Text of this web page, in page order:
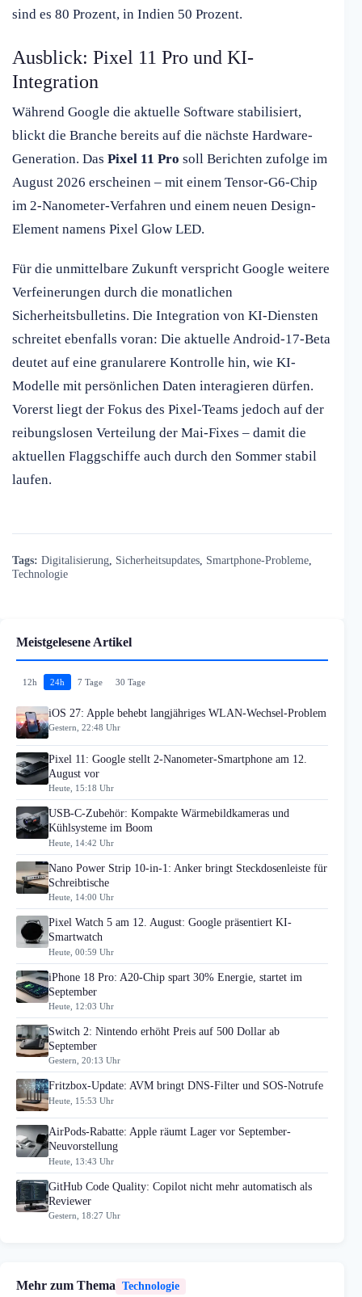
sind es 80 Prozent, in Indien 50 Prozent.
Ausblick: Pixel 11 Pro und KI-
Integration
Während Google die aktuelle Software stabilisiert,
blickt die Branche bereits auf die nächste Hardware-
Generation. Das Pixel 11 Pro soll Berichten zufolge im
August 2026 erscheinen – mit einem Tensor-G6-Chip
im 2-Nanometer-Verfahren und einem neuen Design-
Element namens Pixel Glow LED.
Für die unmittelbare Zukunft verspricht Google weitere
Verfeinerungen durch die monatlichen
Sicherheitsbulletins. Die Integration von KI-Diensten
schreitet ebenfalls voran: Die aktuelle Android-17-Beta
deutet auf eine granularere Kontrolle hin, wie KI-
Modelle mit persönlichen Daten interagieren dürfen.
Vorerst liegt der Fokus des Pixel-Teams jedoch auf der
reibungslosen Verteilung der Mai-Fixes – damit die
aktuellen Flaggschiffe auch durch den Sommer stabil
laufen.
Tags: Digitalisierung Sicherheitsupdates Smartphone-Probleme
Technologie
Meistgelesene Artikel
12h 24h 7 Tage 30 Tage
iOS 27: Apple behebt langjähriges WLAN-Wechsel-Problem
Gestern, 22:48 Uhr
Pixel 11: Google stellt 2-Nanometer-Smartphone am 12.
August vor
Heute, 15:18 Uhr
USB-C-Zubehör: Kompakte Wärmebildkameras und
Kühlsysteme im Boom
Heute, 14:42 Uhr
Nano Power Strip 10-in-1: Anker bringt Steckdosenleiste für
Schreibtische
Heute, 14:00 Uhr
Pixel Watch 5 am 12. August: Google präsentiert KI-
Smartwatch
Heute, 00:59 Uhr
iPhone 18 Pro: A20-Chip spart 30% Energie, startet im
September
Heute, 12:03 Uhr
Switch 2: Nintendo erhöht Preis auf 500 Dollar ab
September
Gestern, 20:13 Uhr
Fritzbox-Update: AVM bringt DNS-Filter und SOS-Notrufe
Heute, 15:53 Uhr
AirPods-Rabatte: Apple räumt Lager vor September-
Neuvorstellung
Heute, 13:43 Uhr
GitHub Code Quality: Copilot nicht mehr automatisch als
Reviewer
Gestern, 18:27 Uhr
Mehr zum Thema Technologie